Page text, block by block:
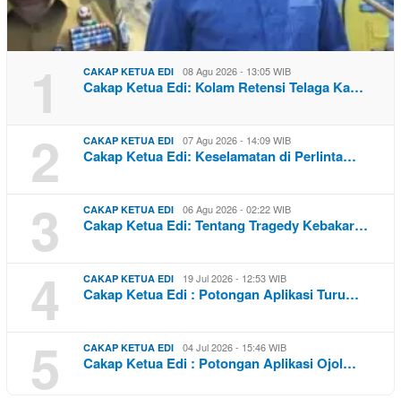
1 CAKAP KETUA EDI 08 Agu 2026 - 13:05 WIB
Cakap Ketua Edi: Kolam Retensi Telaga Ka…
2 CAKAP KETUA EDI 07 Agu 2026 - 14:09 WIB
Cakap Ketua Edi: Keselamatan di Perlinta…
3 CAKAP KETUA EDI 06 Agu 2026 - 02:22 WIB
Cakap Ketua Edi: Tentang Tragedy Kebakar…
4 CAKAP KETUA EDI 19 Jul 2026 - 12:53 WIB
Cakap Ketua Edi : Potongan Aplikasi Turu…
5 CAKAP KETUA EDI 04 Jul 2026 - 15:46 WIB
Cakap Ketua Edi : Potongan Aplikasi Ojol…